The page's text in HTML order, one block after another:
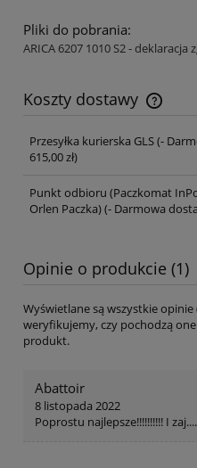
Pliki do pobrania:
ARICA 6207 1010 S2 - deklaracja
Koszty dostawy
Cena nie zawiera
Przesyłka kurierska GLS(-
615,00 zł)
Punkt odbioru (Paczkomat
Orlen Paczka)(- Darmowa
Opinie o produkcie (1)
Wyświetlane są wszystkie
weryfikujemy, czy pochodzą
produkt.
Abattoir
8 listopada 2022
Poprostu najlepsze!!!!!!!!!! I